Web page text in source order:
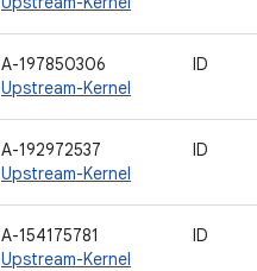
A-197850306
Upstream-Kernel
ID
A-192972537
Upstream-Kernel
ID
A-154175781
Upstream-Kernel
ID